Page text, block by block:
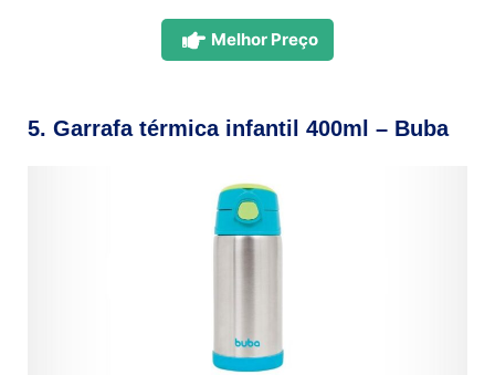
Melhor Preço
5. Garrafa térmica infantil 400ml – Buba